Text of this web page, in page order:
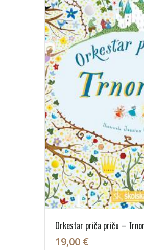
Orkestar priča priču –
19,00 €